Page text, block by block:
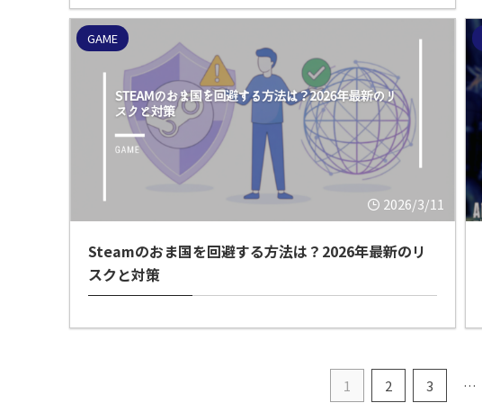
2026/3/11
GAME
Steamのおま国を回避する方法は？2026年最新のリ
スクと対策
1 2 3 …